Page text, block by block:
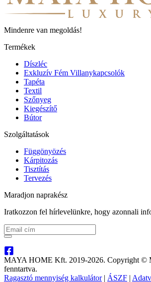
Mindenre van megoldás!
Termékek
Díszléc
Exkluzív Fém Villanykapcsolók
Tapéta
Textil
Szőnyeg
Kiegészítő
Bútor
Szolgáltatások
Függönyözés
Kárpitozás
Tisztítás
Tervezés
Maradjon naprakész
Iratkozzon fel hírlevelünkre, hogy azonnali
MAYA HOME Kft. 2019-2026. Copyright ©
fenntartva.
Ragasztó mennyiség kalkulátor | ÁSZF |